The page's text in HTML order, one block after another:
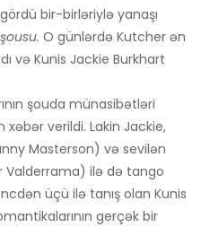
bir-birləriylə yanaşı
O günlərdə Kutcher ən
və Kunis Jackie Burkhart
şouda münasibətləri
verildi. Lakin Jackie,
Masterson) və sevilən
Valderrama) ilə də tango
üçü ilə tanış olan Kunis
gerçək bir